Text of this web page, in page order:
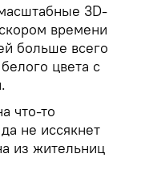
3D-
времени
больше всего
цвета с
что-то
не иссякнет
из жительниц